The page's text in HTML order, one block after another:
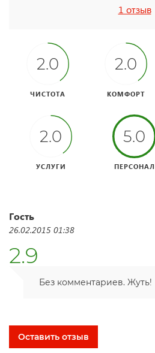
1 отзыв
2.0
ЧИСТОТА
2.0
КОМФОРТ
2.0
УСЛУГИ
5.0
ПЕРСОНАЛ
Гость
26.02.2015 01:38
2.9
Без комментариев. Жуть!
Оставить отзыв